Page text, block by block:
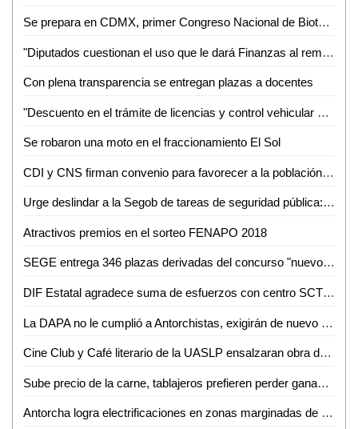
Se prepara en CDMX, primer Congreso Nacional de Bioturbosina
"Diputados cuestionan el uso que le dará Finanzas al remanente del recurso de Gestoría Institucional", Cardona Mireles
Con plena transparencia se entregan plazas a docentes
"Descuento en el trámite de licencias y control vehicular debe de ser aplicado en todas las cajas recaudadoras", Jesús Cardona
Se robaron una moto en el fraccionamiento El Sol
CDI y CNS firman convenio para favorecer a la población indígena privada de la libertad
Urge deslindar a la Segob de tareas de seguridad pública: Coparmex
Atractivos premios en el sorteo FENAPO 2018
SEGE entrega 346 plazas derivadas del concurso "nuevo ingreso"
DIF Estatal agradece suma de esfuerzos con centro SCT y empresas
La DAPA no le cumplió a Antorchistas, exigirán de nuevo agua para la Buenos Aires
Cine Club y Café literario de la UASLP ensalzaran obra de Jaime Sabines
Sube precio de la carne, tablajeros prefieren perder ganancias que clientes
Antorcha logra electrificaciones en zonas marginadas de Valles